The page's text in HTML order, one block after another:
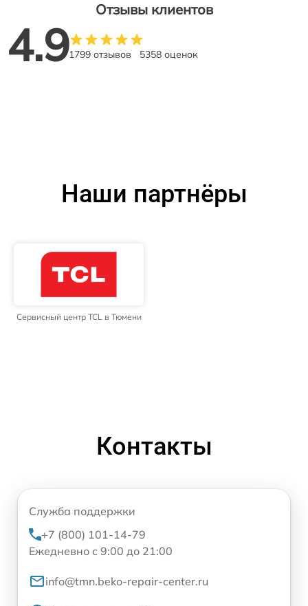
Отзывы клиентов
4.91799 отзывов 5358 оценок
Наши партнёры
Сервисный центр TCL в Тюмени
Контакты
Служба поддержки
+7 (800) 101-14-79
Ежедневно с 9:00 до 21:00
info@tmn.beko-repair-center.ru